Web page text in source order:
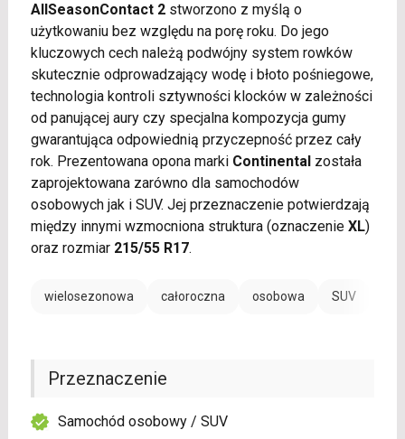
AllSeasonContact 2stworzono z myślą o
użytkowaniu bez względu na porę roku. Do jego
kluczowych cech należą podwójny system rowków
skutecznie odprowadzający wodę i błoto pośniegowe,
technologia kontroli sztywności klocków w zależności
od panującej aury czy specjalna kompozycja gumy
gwarantująca odpowiednią przyczepność przez cały
rok. Prezentowana opona marki Continentalzostała
zaprojektowana zarówno dla samochodów
osobowych jak i SUV. Jej przeznaczenie potwierdzają
między innymi wzmocniona struktura (oznaczenie XL)
oraz rozmiar 215/55 R17.
wielosezonowa całoroczna osobowa SUV
Przeznaczenie
Samochód osobowy / SUV